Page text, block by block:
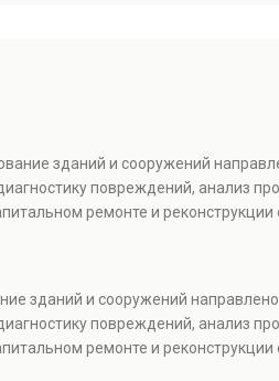
зданий и сооружений
повреждений, анализ
ремонте и
зданий и сооружений
повреждений, анализ
ремонте и